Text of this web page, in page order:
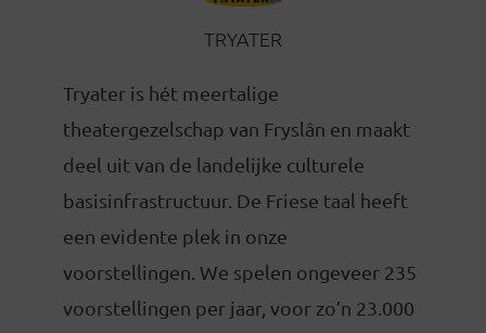
TRYATER
Tryater is hét meertalige
theatergezelschap van Fryslân en maakt
deel uit van de landelijke culturele
basisinfrastructuur. De Friese taal heeft
een evidente plek in onze
voorstellingen. We spelen ongeveer 235
voorstellingen per jaar, voor zo’n 23.000